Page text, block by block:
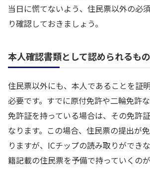
当日に慌てないよう、住民票以外の必
り確認しておきましょう。
本人確認書類として認められるもの
住民票以外にも、本人であることを証
必要です。すでに原付免許や二輪免許
免許証を持っている場合は、その免許
なります。この場合、住民票の提出が
りますが、ICチップの読み取りができ
籍記載の住民票を予備で持っていくのが